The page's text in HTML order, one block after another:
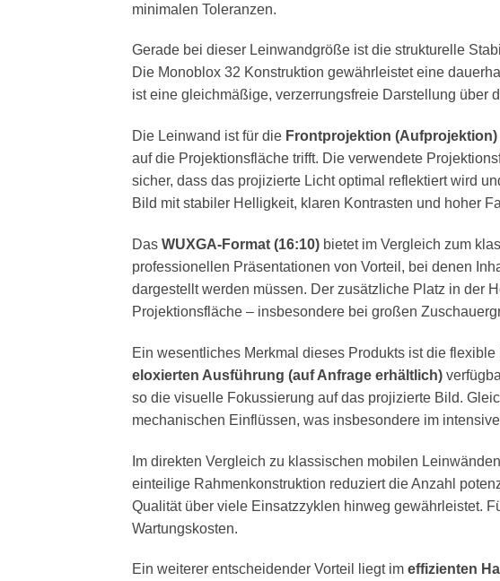
minimalen Toleranzen.
Gerade bei dieser Leinwandgröße ist die strukturelle
Die Monoblox 32 Konstruktion gewährleistet eine
ist eine gleichmäßige, verzerrungsfreie Darstellung über
Die Leinwand ist für die Frontprojektion (Aufprojektion)
auf die Projektionsfläche trifft. Die verwendete
sicher, dass das projizierte Licht optimal reflektiert wird
Bild mit stabiler Helligkeit, klaren Kontrasten und hoher
Das WUXGA-Format (16:10) bietet im Vergleich zum
professionellen Präsentationen von Vorteil, bei denen
dargestellt werden müssen. Der zusätzliche Platz in der
Projektionsfläche – insbesondere bei großen
Ein wesentliches Merkmal dieses Produkts ist die
eloxierten Ausführung (auf Anfrage erhältlich)
so die visuelle Fokussierung auf das projizierte Bild.
mechanischen Einflüssen, was insbesondere im
Im direkten Vergleich zu klassischen mobilen
einteilige Rahmenkonstruktion reduziert die Anzahl
Qualität über viele Einsatzzyklen hinweg gewährleistet.
Wartungskosten.
Ein weiterer entscheidender Vorteil liegt im effizienten